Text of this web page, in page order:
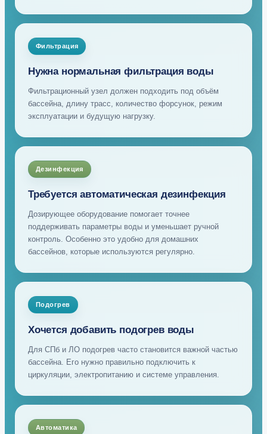
Фильтрация
Нужна нормальная фильтрация воды
Фильтрационный узел должен подходить под объём
бассейна, длину трасс, количество форсунок, режим
эксплуатации и будущую нагрузку.
Дезинфекция
Требуется автоматическая дезинфекция
Дозирующее оборудование помогает точнее
поддерживать параметры воды и уменьшает ручной
контроль. Особенно это удобно для домашних
бассейнов, которые используются регулярно.
Подогрев
Хочется добавить подогрев воды
Для СПб и ЛО подогрев часто становится важной частью
бассейна. Его нужно правильно подключить к
циркуляции, электропитанию и системе управления.
Автоматика